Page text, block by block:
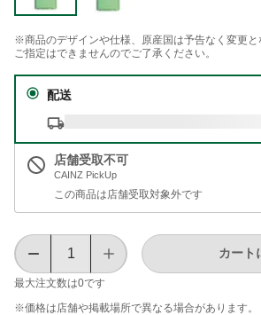
※商品のデザインや仕様、原産国は予告なく変更と
ご指定はできませんのでご了承ください。
配送
店舗受取不可
CAINZ PickUp
この商品は店舗受取対象外です
最大注文数は0です
カート
※価格は​店舗や​掲載場所で​異なる​場合が​あります。